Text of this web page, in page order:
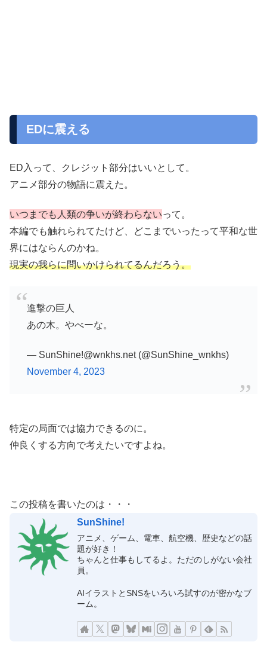
EDに震える
ED入って、クレジット部分はいいとして。
アニメ部分の物語に震えた。
いつまでも人類の争いが終わらないって。
本編でも触れられてたけど、どこまでいったって平和な世
界にはならんのかね。
現実の我らに問いかけられてるんだろう。
進撃の巨人
あの木。やべーな。
— SunShine!@wnkhs.net (@SunShine_wnkhs)
November 4, 2023
特定の局面では協力できるのに。
仲良くする方向で考えたいですよね。
この投稿を書いたのは・・・
SunShine!
アニメ、ゲーム、電車、航空機、歴史などの話
題が好き！
ちゃんと仕事もしてるよ。ただのしがない会社
員。
AIイラストとSNSをいろいろ試すのが密かなブ
ーム。